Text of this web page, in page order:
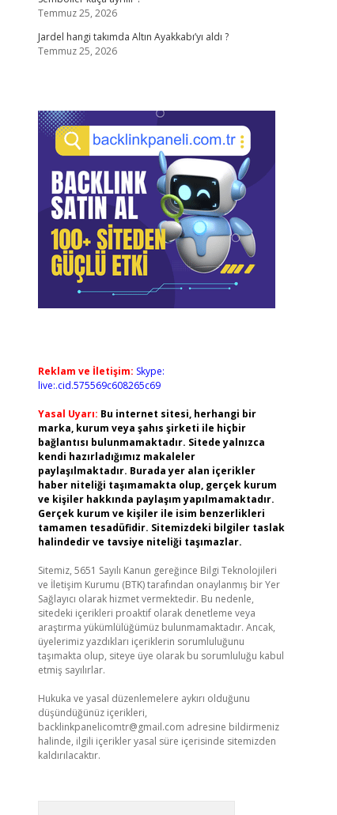
Temmuz 25, 2026
Jardel hangi takımda Altın Ayakkabı’yı aldı ?
Temmuz 25, 2026
Reklam ve İletişim: Skype:
live:.cid.575569c608265c69
Yasal Uyarı: Bu internet sitesi, herhangi bir
marka, kurum veya şahıs şirketi ile hiçbir
bağlantısı bulunmamaktadır. Sitede yalnızca
kendi hazırladığımız makaleler
paylaşılmaktadır. Burada yer alan içerikler
haber niteliği taşımamakta olup, gerçek kurum
ve kişiler hakkında paylaşım yapılmamaktadır.
Gerçek kurum ve kişiler ile isim benzerlikleri
tamamen tesadüfidir. Sitemizdeki bilgiler taslak
halindedir ve tavsiye niteliği taşımazlar.
Sitemiz, 5651 Sayılı Kanun gereğince Bilgi Teknolojileri
ve İletişim Kurumu (BTK) tarafından onaylanmış bir Yer
Sağlayıcı olarak hizmet vermektedir. Bu nedenle,
sitedeki içerikleri proaktif olarak denetleme veya
araştırma yükümlülüğümüz bulunmamaktadır. Ancak,
üyelerimiz yazdıkları içeriklerin sorumluluğunu
taşımakta olup, siteye üye olarak bu sorumluluğu kabul
etmiş sayılırlar.
Hukuka ve yasal düzenlemelere aykırı olduğunu
düşündüğünüz içerikleri,
backlinkpanelicomtr@gmail.com adresine bildirmeniz
halinde, ilgili içerikler yasal süre içerisinde sitemizden
kaldırılacaktır.